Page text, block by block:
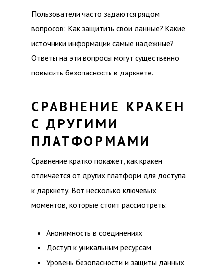
Пользователи часто задаются рядом
вопросов: Как защитить свои данные? Какие
источники информации самые надежные?
Ответы на эти вопросы могут существенно
повысить безопасность в даркнете.
СРАВНЕНИЕ КРАКЕН
С ДРУГИМИ
ПЛАТФОРМАМИ
Сравнение кратко покажет, как кракен
отличается от других платформ для доступа
к даркнету. Вот несколько ключевых
моментов, которые стоит рассмотреть:
Анонимность в соединениях
Доступ к уникальным ресурсам
Уровень безопасности и защиты данных